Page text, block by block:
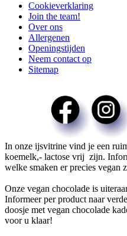
Cookieverklaring
Join the team!
Over ons
Allergenen
Openingstijden
Neem contact op
Sitemap
In onze ijsvitrine vind je een
koemelk,- lactose vrij zijn.
welke smaken er precies vegan
Onze vegan chocolade is
Informeer per product naar
doosje met vegan chocolade
voor u klaar!